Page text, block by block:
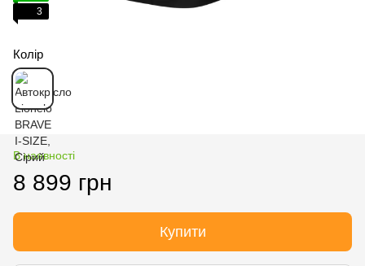
3
Колір
В наявності
8 899 грн
Купити